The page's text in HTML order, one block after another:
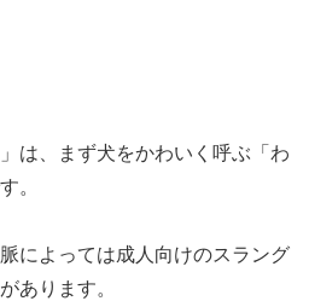
は、まず犬をかわいく呼ぶ「わ
。
によっては成人向けのスラング
あります。